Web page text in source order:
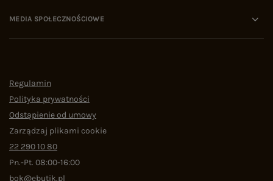
MEDIA SPOŁECZNOŚCIOWE
Regulamin
Polityka prywatności
Odstąpienie od umowy
Zarządzaj plikami cookie
22 290 10 80
Pn.-Pt. 08:00-16:00
bok@ebutik.pl